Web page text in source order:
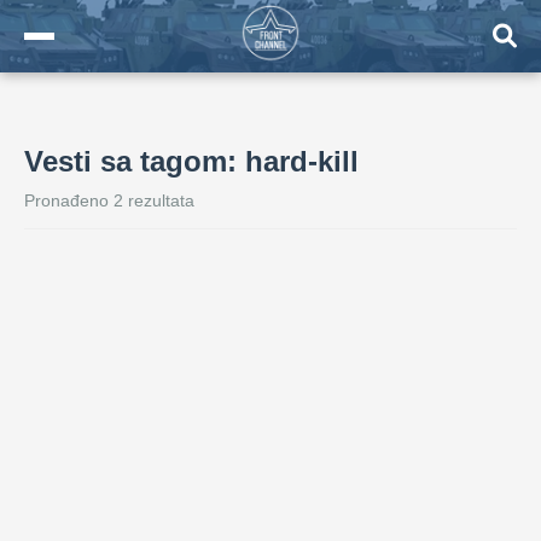
Vesti sa tagom: hard-kill
Pronađeno 2 rezultata